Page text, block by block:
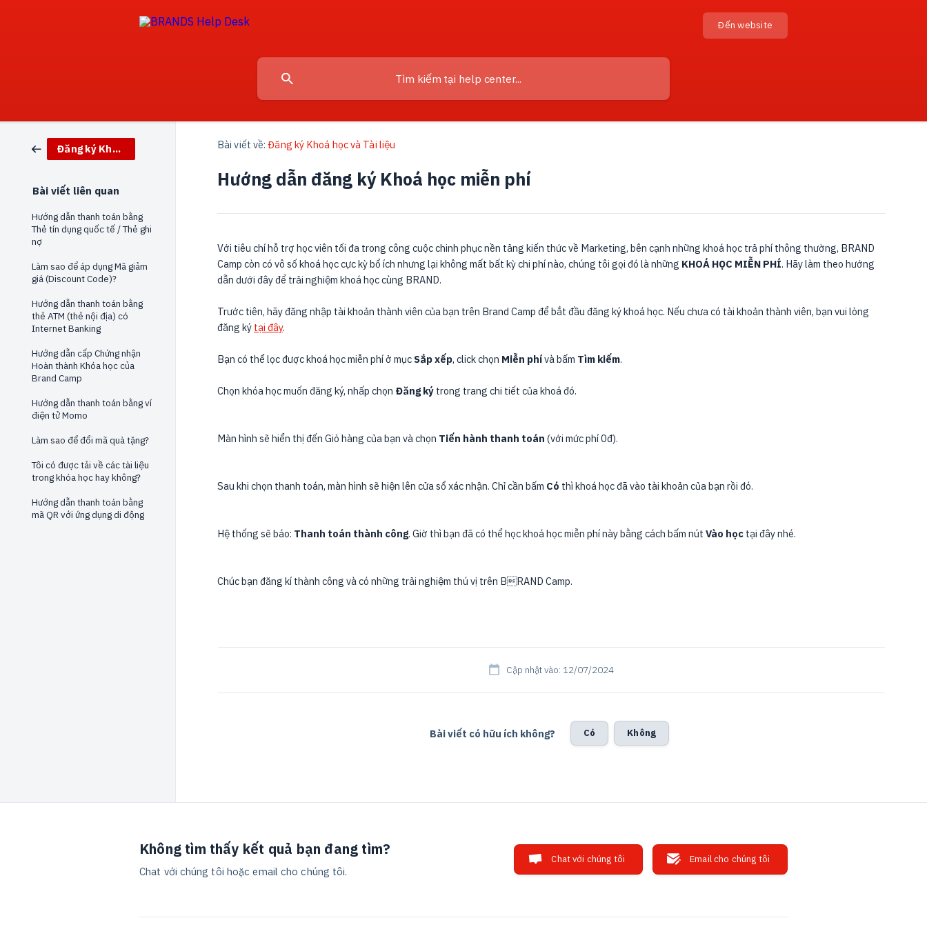
Đến website
Đăng ký Khoá học và Tài liệu
Bài viết liên quan
Hướng dẫn thanh toán bằng
Thẻ tín dụng quốc tế / Thẻ ghi
nợ
Làm sao để áp dụng Mã giảm
giá (Discount Code)?
Hướng dẫn thanh toán bằng
thẻ ATM (thẻ nội địa) có
Internet Banking
Hướng dẫn cấp Chứng nhận
Hoàn thành Khóa học của
Brand Camp
Hướng dẫn thanh toán bằng ví
điện tử Momo
Làm sao để đổi mã quà tặng?
Tôi có được tải về các tài liệu
trong khóa học hay không?
Hướng dẫn thanh toán bằng
mã QR với ứng dụng di động
Bài viết về: Đăng ký Khoá học và Tài liệu
Hướng dẫn đăng ký Khoá học miễn phí
Với tiêu chí hỗ trợ học viên tối đa trong công cuộc chinh phục nền tảng kiến thức về Marketing, bên cạnh những khoá học trả phí thông thường, BRAND
Camp còn có vô số khoá học cực kỳ bổ ích nhưng lại không mất bất kỳ chi phí nào, chúng tôi gọi đó là những KHOÁ HỌC MIỄN PHÍ. Hãy làm theo hướng
dẫn dưới đây để trải nghiệm khoá học cùng BRAND.
Trước tiên, hãy đăng nhập tài khoản thành viên của bạn trên Brand Camp để bắt đầu đăng ký khoá học. Nếu chưa có tài khoản thành viên, bạn vui lòng
đăng ký tại đây.
Bạn có thể lọc được khoá học miễn phí ở mục Sắp xếp, click chọn Miễn phívà bấm Tìm kiếm.
Chọn khóa học muốn đăng ký, nhấp chọn Đăng ký trong trang chi tiết của khoá đó.
Màn hình sẽ hiển thị đến Giỏ hàng của bạn và chọn Tiến hành thanh toán (với mức phí 0đ).
Sau khi chọn thanh toán, màn hình sẽ hiện lên cửa sổ xác nhận. Chỉ cần bấm Có thì khoá học đã vào tài khoản của bạn rồi đó.
Hệ thống sẽ báo: Thanh toán thành công. Giờ thì bạn đã có thể học khoá học miễn phí này bằng cách bấm nút Vào học tại đây nhé.
Chúc bạn đăng kí thành công và có những trải nghiệm thú vị trên BRAND Camp.
Cập nhật vào: 12/07/2024
Bài viết có hữu ích không? Có Không
Không tìm thấy kết quả bạn đang tìm?
Chat với chúng tôi hoặc email cho chúng tôi.
Chat với chúng tôi Email cho chúng tôi